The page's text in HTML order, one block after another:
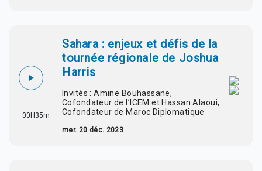
00H35m
Sahara : enjeux et défis de la
tournée régionale de Joshua
Harris
Invités : Amine Bouhassane,
Cofondateur de l’ICEM et Hassan Alaoui,
Cofondateur de Maroc Diplomatique
mer. 20 déc. 2023